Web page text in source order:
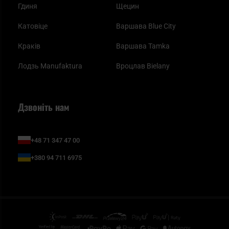
Гдиня
Катовіце
Краків
Лодзь Manufaktura
Щецин
Варшава Blue City
Варшава Tamka
Вроцлав Bielany
Дзвоніть нам
+48 71 347 47 00
+380 94 711 6975